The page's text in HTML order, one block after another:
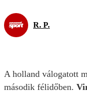
R. P.
A holland válogatott
második félidőben.